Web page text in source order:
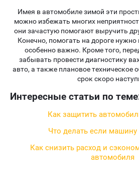
Имея в автомобиле зимой эти
можно избежать многих
они зачастую помогают выручить
Конечно, помогать на дороге нужно
особенно важно. Кроме того,
забывать провести диагностику
авто, а также плановое техническое
срок скоро
Интересные статьи по
Как защитить
Что делать если машину
Как снизить расход и
автомобиля